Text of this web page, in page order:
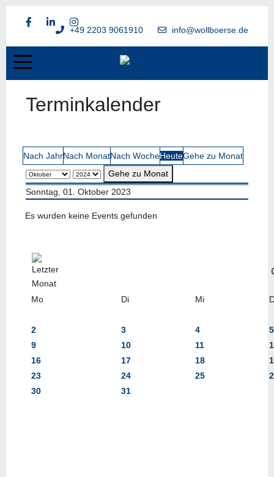
+49 2203 9061910 info@wollboerse.de
Terminkalender
Nach JahrNach MonatNach WocheHeuteGehe zu Monat
Gehe zu Monat
Sonntag, 01. Oktober 2023
Es wurden keine Events gefunden
Mo Di Mi
2 3 4
5
9
10 11
16
17 18
23
24 25
30
31